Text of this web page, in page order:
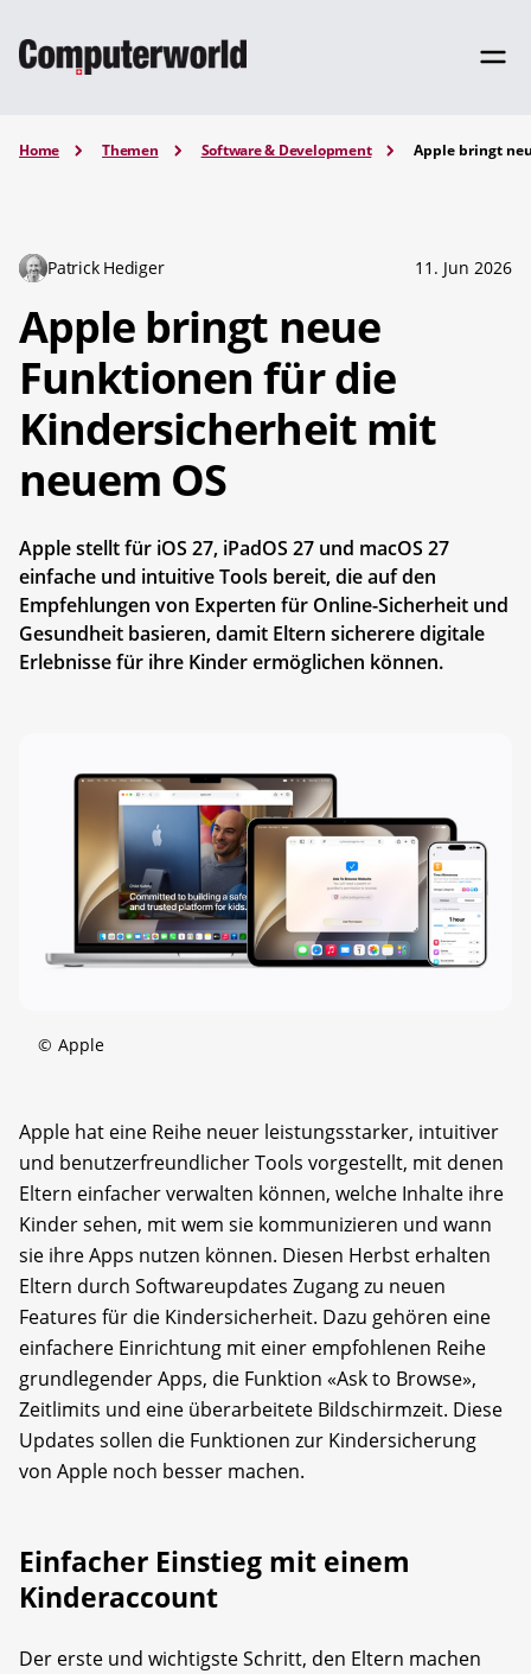
Home Themen Software & Development Apple bringt
Patrick Hediger 11. Jun 2026
Apple bringt neue
Funktionen für die
Kindersicherheit mit
neuem OS
Apple stellt für iOS 27, iPadOS 27 und macOS 27
einfache und intuitive Tools bereit, die auf den
Empfehlungen von Experten für Online-Sicherheit und
Gesundheit basieren, damit Eltern sicherere digitale
Erlebnisse für ihre Kinder ermöglichen können.
© Apple
Apple hat eine Reihe neuer leistungsstarker, intuitiver
und benutzerfreundlicher Tools vorgestellt, mit denen
Eltern einfacher verwalten können, welche Inhalte ihre
Kinder sehen, mit wem sie kommunizieren und wann
sie ihre Apps nutzen können. Diesen Herbst erhalten
Eltern durch Softwareupdates Zugang zu neuen
Features für die Kindersicherheit. Dazu gehören eine
einfachere Einrichtung mit einer empfohlenen Reihe
grundlegender Apps, die Funktion «Ask to Browse»,
Zeitlimits und eine überarbeitete Bildschirmzeit. Diese
Updates sollen die Funktionen zur Kindersicherung
von Apple noch besser machen.
Einfacher Einstieg mit einem
Kinderaccount
Der erste und wichtigste Schritt, den Eltern machen